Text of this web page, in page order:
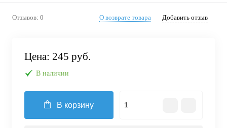
Отзывов: 0 О возврате товара Добавить отзыв
Цена: 245 руб.
В наличии
В корзину